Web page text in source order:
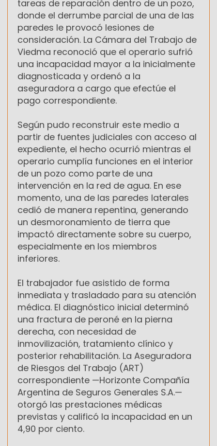
tareas de reparación dentro de un pozo,
donde el derrumbe parcial de una de las
paredes le provocó lesiones de
consideración. La Cámara del Trabajo de
Viedma reconoció que el operario sufrió
una incapacidad mayor a la inicialmente
diagnosticada y ordenó a la
aseguradora a cargo que efectúe el
pago correspondiente.
Según pudo reconstruir este medio a
partir de fuentes judiciales con acceso al
expediente, el hecho ocurrió mientras el
operario cumplía funciones en el interior
de un pozo como parte de una
intervención en la red de agua. En ese
momento, una de las paredes laterales
cedió de manera repentina, generando
un desmoronamiento de tierra que
impactó directamente sobre su cuerpo,
especialmente en los miembros
inferiores.
El trabajador fue asistido de forma
inmediata y trasladado para su atención
médica. El diagnóstico inicial determinó
una fractura de peroné en la pierna
derecha, con necesidad de
inmovilización, tratamiento clínico y
posterior rehabilitación. La Aseguradora
de Riesgos del Trabajo (ART)
correspondiente —Horizonte Compañía
Argentina de Seguros Generales S.A.—
otorgó las prestaciones médicas
previstas y calificó la incapacidad en un
4,90 por ciento.